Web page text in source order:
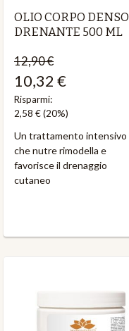
OLIO CORPO DENSO
DRENANTE 500 ML
12,90 €
10,32 €
Risparmi:
2,58 €(20%)
Un trattamento intensivo
che nutre rimodella e
favorisce il drenaggio
cutaneo